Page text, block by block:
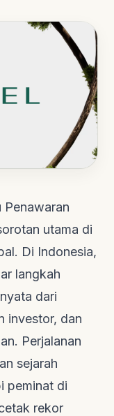
Penawaran
utama di
Di Indonesia,
langkah
dari
investor, dan
Perjalanan
sejarah
peminat di
rekor